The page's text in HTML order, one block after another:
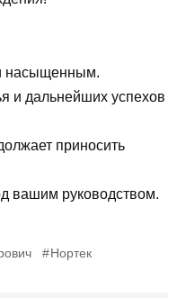
насыщенным.
и дальнейших успехов
приносить
вашим руководством.
Нортек